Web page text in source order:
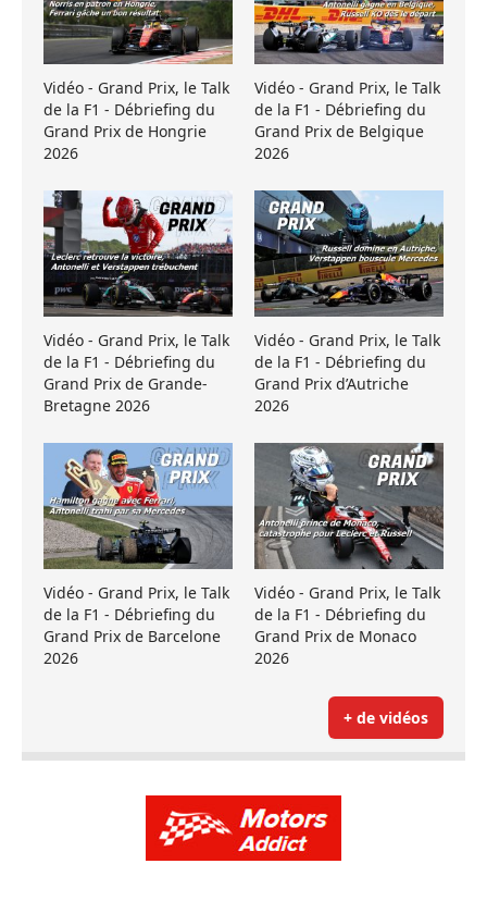
Vidéo - Grand Prix, le Talk
de la F1 - Débriefing du
Grand Prix de Hongrie
2026
Vidéo - Grand Prix, le Talk
de la F1 - Débriefing du
Grand Prix de Belgique
2026
Vidéo - Grand Prix, le Talk
de la F1 - Débriefing du
Grand Prix de Grande-
Bretagne 2026
Vidéo - Grand Prix, le Talk
de la F1 - Débriefing du
Grand Prix d’Autriche
2026
Vidéo - Grand Prix, le Talk
de la F1 - Débriefing du
Grand Prix de Barcelone
2026
Vidéo - Grand Prix, le Talk
de la F1 - Débriefing du
Grand Prix de Monaco
2026
+ de vidéos